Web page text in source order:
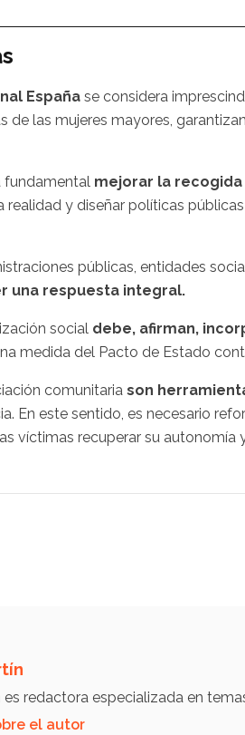
España se considera
de las mujeres mayores,
fundamental mejorar la
y diseñar políticas
públicas, entidades
una respuesta integral.
social debe, afirman,
medida del Pacto de Estado
comunitaria son
En este sentido, es necesario
víctimas recuperar su autonomía
es redactora especializada en
el autor